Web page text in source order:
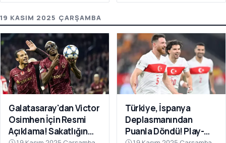
19 KASIM 2025 ÇARŞAMBA
Galatasaray'dan Victor
Osimhen İçin Resmi
Açıklama! Sakatlığın
Türkiye, İspanya
Deplasmanından
Puanla Döndü! Play-